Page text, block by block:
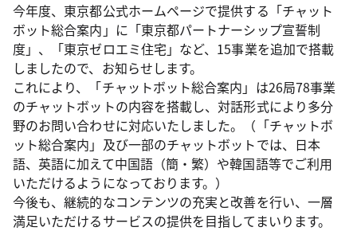
今年度、東京都公式ホームページで提供する「チャット
ボット総合案内」に「東京都パートナーシップ宣誓制
度」、「東京ゼロエミ住宅」など、15事業を追加で搭載
しましたので、お知らせします。
これにより、「チャットボット総合案内」は26局78事業
のチャットボットの内容を搭載し、対話形式により多分
野のお問い合わせに対応いたしました。（「チャットボ
ット総合案内」及び一部のチャットボットでは、日本
語、英語に加えて中国語（簡・繁）や韓国語等でご利用
いただけるようになっております。）
今後も、継続的なコンテンツの充実と改善を行い、一層
満足いただけるサービスの提供を目指してまいります。